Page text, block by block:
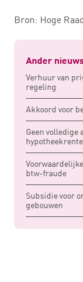
Bron: Hoge
Ander
Verhuur van
regeling
Akkoord voor
Geen volledige
hypotheekrente
btw-fraude
Subsidie voor
gebouwen